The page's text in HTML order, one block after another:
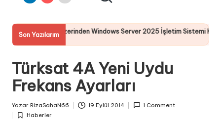
a
Ş
A
H
A
N
Paylaşım
Mail
Son Yazılarım
Üzerinden Windows Server 2025 İşletim Sistemi Kurulumu
Türksat 4A Yeni Uydu
Frekans Ayarları
by
Yazar RizaSahaN66 19 Eylül 2014 1 Comment
Posted
Haberler